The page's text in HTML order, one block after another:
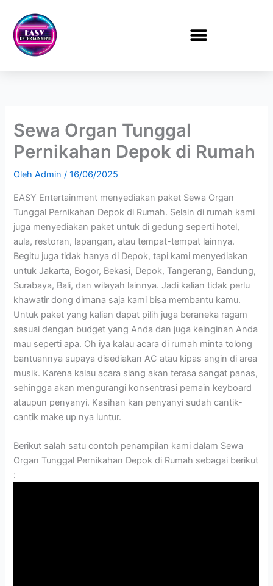
konten
Sewa Organ Tunggal
Pernikahan Depok di Rumah
OlehAdmin/16/06/2025
EASY Entertainment menyediakan paket Sewa Organ
Tunggal Pernikahan Depok di Rumah. Selain di rumah kami
juga menyediakan paket untuk di gedung seperti hotel,
aula, restoran, lapangan, atau tempat-tempat lainnya.
Begitu juga tidak hanya di Depok, tapi kami menyediakan
untuk Jakarta, Bogor, Bekasi, Depok, Tangerang, Bandung,
Surabaya, Bali, dan wilayah lainnya. Jadi kalian tidak perlu
khawatir dong dimana saja kami bisa membantu kamu.
Untuk paket yang kalian dapat pilih juga beraneka ragam
sesuai dengan budget yang Anda dan juga keinginan Anda
mau seperti apa. Oh iya kalau acara di rumah minta tolong
bantuannya supaya disediakan AC atau kipas angin di area
musik. Karena kalau acara siang akan terasa sangat panas,
sehingga akan mengurangi konsentrasi pemain keyboard
ataupun penyanyi. Kasihan kan penyanyi sudah cantik-
cantik make up nya luntur.
Berikut salah satu contoh penampilan kami dalam Sewa
Organ Tunggal Pernikahan Depok di Rumah sebagai berikut
: